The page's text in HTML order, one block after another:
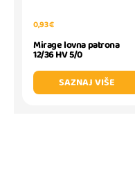
0,93 €
Mirage lovna patrona
12/36 HV 5/0
SAZNAJ VIŠE